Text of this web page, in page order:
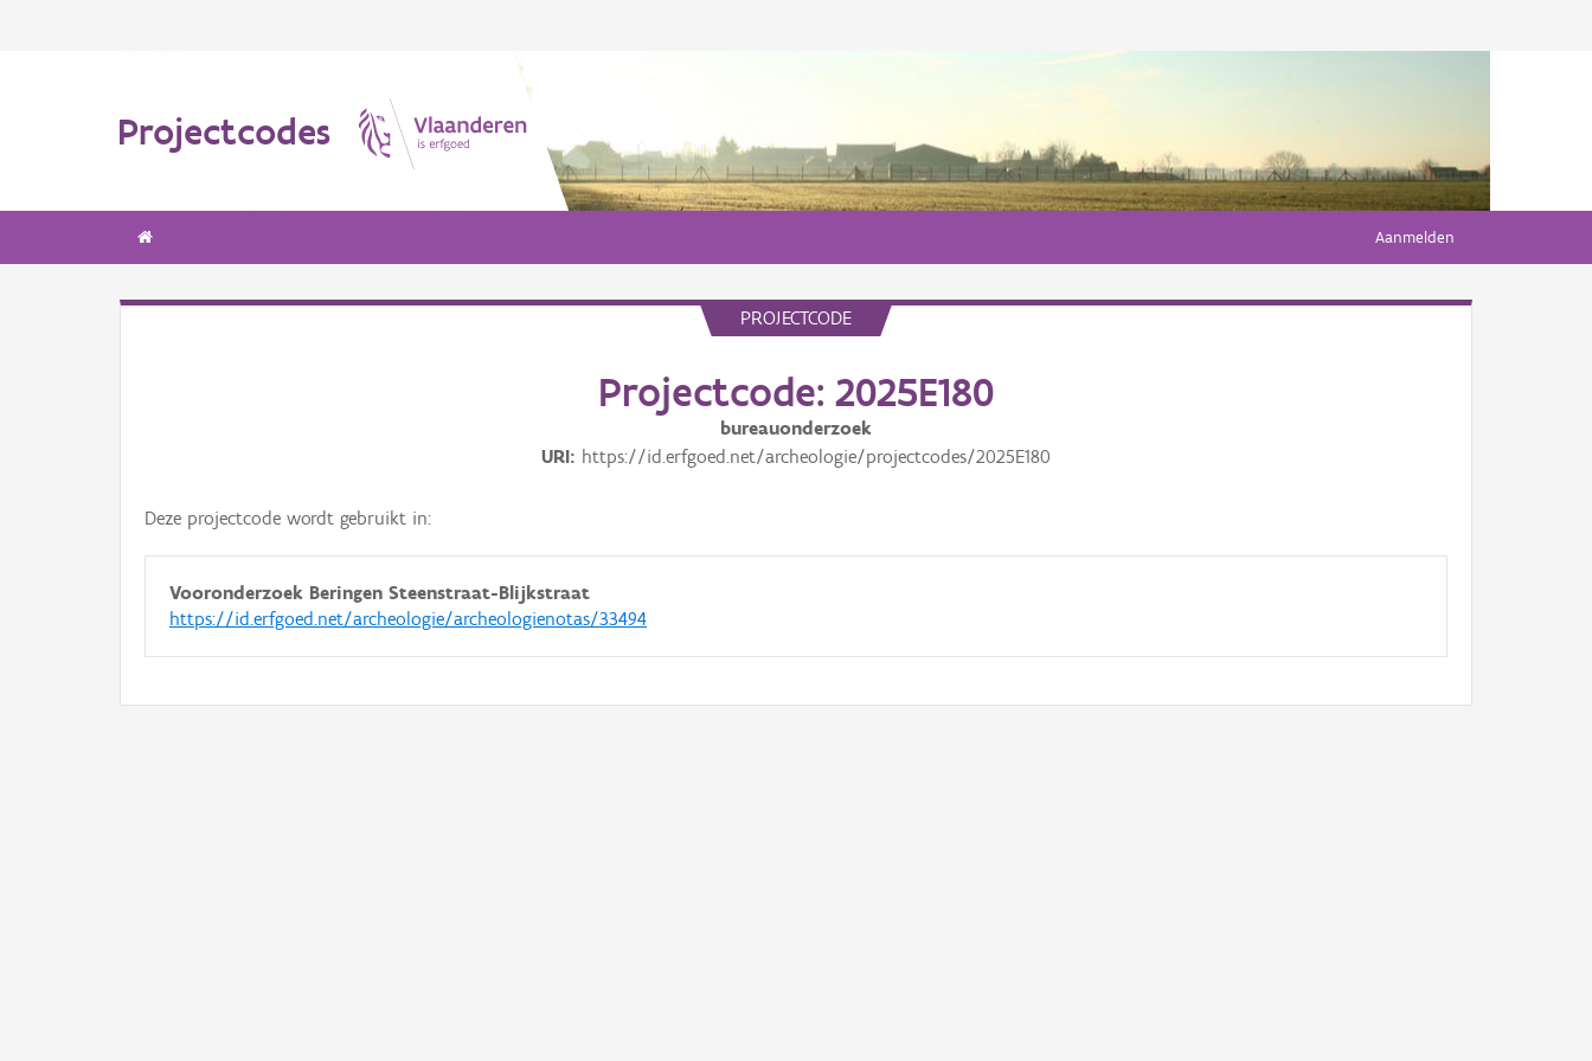
Projectcodes
Aanmelden
PROJECTCODE
Projectcode: 2025E180
bureauonderzoek
URI https://id.erfgoed.net/archeologie/projectcodes/2025E180
Deze projectcode wordt gebruikt in:
Vooronderzoek Beringen Steenstraat-Blijkstraat
https://id.erfgoed.net/archeologie/archeologienotas/33494